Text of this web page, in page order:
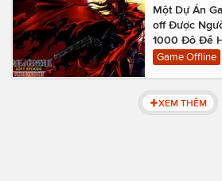
Một Dự Án
off Được
1000 Đô Để
Game Offline
XEM THÊM